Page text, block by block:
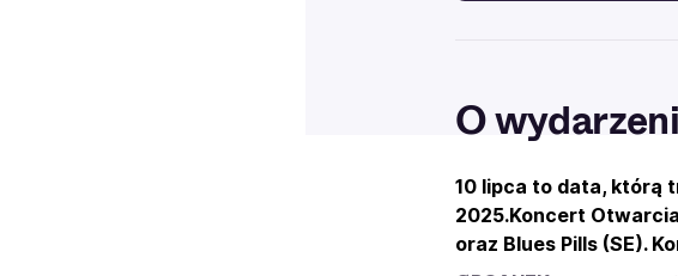
O
10 lipca to data, którą
2025.Koncert
oraz Blues Pills (SE).